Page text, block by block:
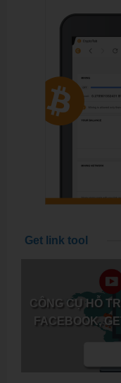
Get link tool
CÔNG CỤ HỖ
FACEBOOK,